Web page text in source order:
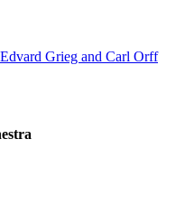
Grieg and Carl Orff